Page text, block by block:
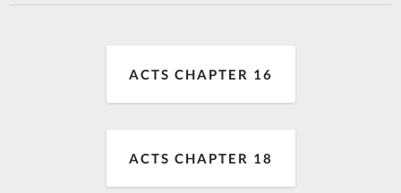
ACTS CHAPTER 16
ACTS CHAPTER 18